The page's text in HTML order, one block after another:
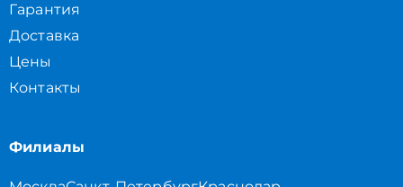
Гарантия
Доставка
Цены
Контакты
Филиалы